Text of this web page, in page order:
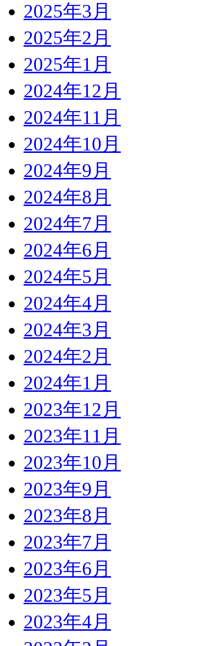
2025年3月
2025年2月
2025年1月
2024年12月
2024年11月
2024年10月
2024年9月
2024年8月
2024年7月
2024年6月
2024年5月
2024年4月
2024年3月
2024年2月
2024年1月
2023年12月
2023年11月
2023年10月
2023年9月
2023年8月
2023年7月
2023年6月
2023年5月
2023年4月